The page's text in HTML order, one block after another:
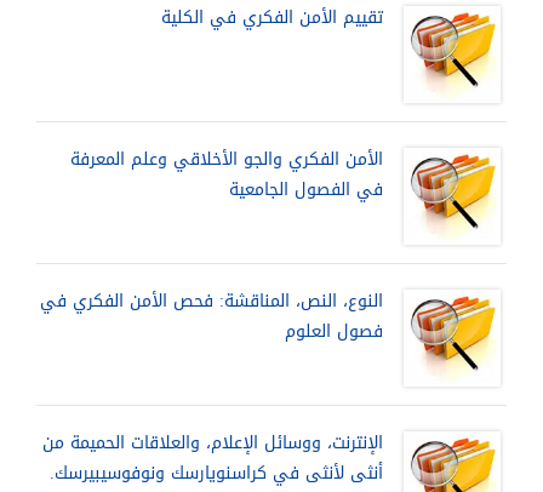
تقييم الأمن الفكري في الكلية
الأمن الفكري والجو الأخلاقي وعلم المعرفة
في الفصول الجامعية
النوع، النص، المناقشة: فحص الأمن الفكري في
فصول العلوم
الإنترنت، ووسائل الإعلام، والعلاقات الحميمة من
أنثى لأنثى في كراسنويارسك ونوفوسيبيرسك.